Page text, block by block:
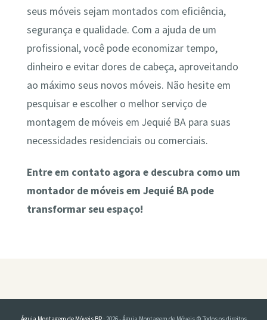
seus móveis sejam montados com eficiência,
segurança e qualidade. Com a ajuda de um
profissional, você pode economizar tempo,
dinheiro e evitar dores de cabeça, aproveitando
ao máximo seus novos móveis. Não hesite em
pesquisar e escolher o melhor serviço de
montagem de móveis em Jequié BA para suas
necessidades residenciais ou comerciais.
Entre em contato agora e descubra como um
montador de móveis em Jequié BA pode
transformar seu espaço!